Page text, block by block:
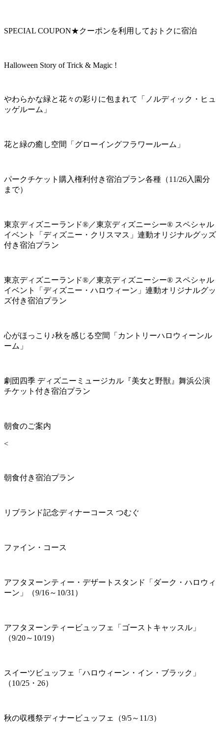
SPECIAL COUPON★クーポンを利用しておトクに宿泊
Halloween Story of Trick & Magic !
やわらかな緑と花々の彩りに包まれて「ノルディック・ヒュ
ッゲルーム」
花と緑の癒し空間「グローイングフラワールーム」
パークチケット購入権利付き宿泊プラン各種（11/26入園分
まで）
東京ディズニーランド®／東京ディズニーシー® スペシャル
イベント「ディズニー・クリスマス」連動オリジナルグッズ
付き宿泊プラン
東京ディズニーランド®／東京ディズニーシー® スペシャル
イベント「ディズニー・ハロウィーン」連動オリジナルグッ
ズ付き宿泊プラン
心がほっこり♪秋を感じる空間「カントリーハロウィーンル
ーム」
劇団四季 ディズニーミュージカル『美女と野獣』舞浜公演
チケット付き宿泊プラン
朝食のご案内
<
朝食付き宿泊プラン
リブランド記念ディナーコース つむぐ
ファイン・コース
アフタヌーンティー・デザートスタンド「ダーク・ハロウィ
ーン」（9/16～10/31）
アフタヌーンティービュッフェ「ゴーストキャッスル」
（9/20～10/19）
スイーツビュッフェ「ハロウィーン・イン・ブラック」
（10/25・26）
秋の収穫祭ディナービュッフェ（9/5～11/3）